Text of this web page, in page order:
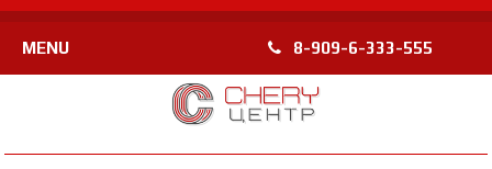
MENU 8-909-6-333-555